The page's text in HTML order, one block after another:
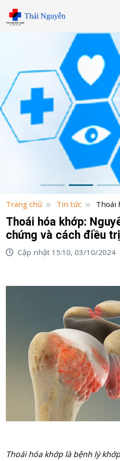
Thái Nguyễn
Trang chủ Tin tức
Thoái
triệu chứng và cách điều trị
Thoái hóa khớp:
chứng và cách điều
Cập nhật 15:10, 03/10/2024
Thoái hóa khớp là bệnh lý